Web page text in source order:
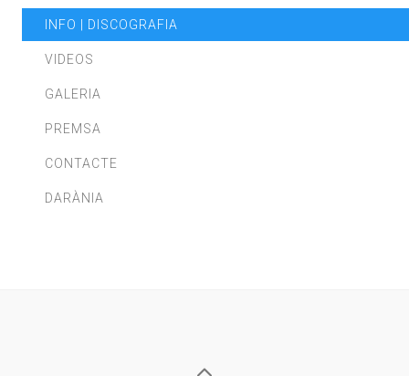
INFO | DISCOGRAFIA
VIDEOS
GALERIA
PREMSA
CONTACTE
DARÀNIA